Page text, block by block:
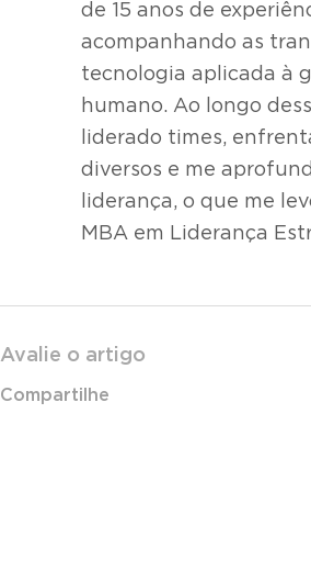
de 15 anos de
acompanhando as
tecnologia aplicada à
humano. Ao longo
liderado times,
diversos e me
liderança, o que me
MBA em Liderança
Avalie o artigo
Compartilhe